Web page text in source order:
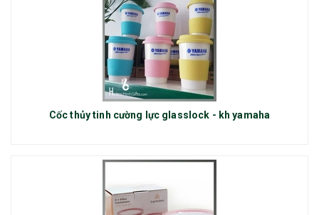
Cốc thủy tinh cường lực glasslock - kh yamaha